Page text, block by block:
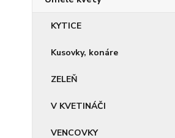
KYTICE
Kusovky, konáre
ZELEŇ
V KVETINÁČI
VENCOVKY